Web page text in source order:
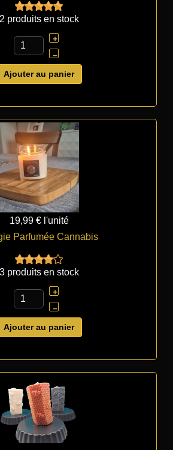
2 produits en stock
+
–
Ajouter au panier
19,99 € l'unité
Parfumée Cannabis
3 produits en stock
+
–
Ajouter au panier